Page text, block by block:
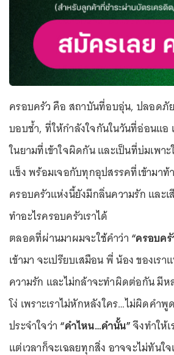
ครอบครัว คือ สถาบันที่อบอุ่น, ปลอดภั
บอบช้ำ, ที่ให้กำลังใจกันในวันที่อ่อนแ
ในยามที่เข้าใจผิดกัน และเป็นที่บ่มเพาะ
แข็ง พร้อมเจอกับทุกอุปสรรคที่เข้ามา
ครอบครัวแห่งนี้ยังมีกลิ่นความรัก และเ
ทำอะไรครอบครัวเราได้
ตลอดที่ผ่านมาผมจะใช้คำว่า “ครอบครั
เข้ามา จะเปรียบเสมือน พี่ น้อง ของเร
ความรัก และไม่กล้าจะทำผิดต่อกัน มีห
โง่ เพราะเราไม่หักหลังใคร…ไม่ผิดคำ
ประจำใจว่า “คำไหน…คำนั้น”จึงทำให้
แต่เวลาก็จะเฉลยทุกสิ่ง อาจจะไม่ทันใจ